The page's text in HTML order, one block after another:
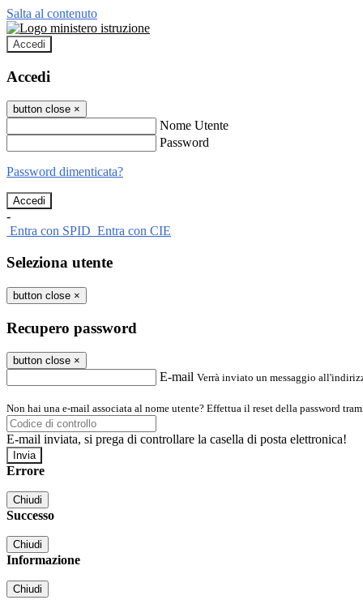
Salta al contenuto
Accedi
Accedi
button close ×
Nome Utente
Password
Password dimenticata?
-
Entra con SPID Entra con CIE
Seleziona utente
button close ×
Recupero password
button close ×
E-mail Verrà inviato un messaggio
Non hai una e-mail associata al nome utente? Effettua il reset della password
E-mail inviata, si prega di controllare la casella di posta elettronica!
Errore
Chiudi
Successo
Chiudi
Informazione
Chiudi